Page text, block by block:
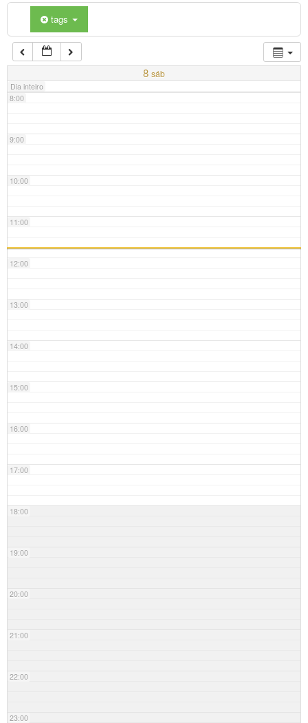
tags
8 sáb
Dia inteiro
7:00
8:00
9:00
10:00
11:00
12:00
13:00
14:00
15:00
16:00
17:00
18:00
19:00
20:00
21:00
22:00
23:00